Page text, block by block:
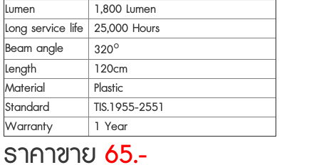
Lumen
1,800 Lumen
Long service life
25,000 Hours
Beam angle
320°
Length
120cm
Material
Plastic
Standard
TIS.1955-2551
Warranty
1 Year
ราคาขาย 65.-